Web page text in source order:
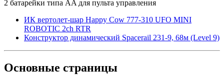
2 батарейки типа AA для пульта управления
ИК вертолет-шар Happy Cow 777-310 UFO MINI
ROBOTIC 2ch RTR
Конструктор динамический Spacerail 231-9, 68м (Level 9)
Основные страницы